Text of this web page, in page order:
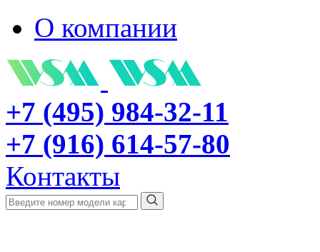
О компании
+7 (495) 984-32-11
+7 (916) 614-57-80
Контакты